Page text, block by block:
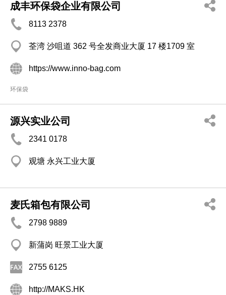
成丰环保袋企业有限公司
8113 2378
荃湾 沙咀道 362 号全发商业大厦 17 楼1709 室
https://www.inno-bag.com
环保袋
源兴实业公司
2341 0178
观塘 永兴工业大厦
麦氏箱包有限公司
2798 9889
新蒲岗 旺景工业大厦
2755 6125
http://MAKS.HK